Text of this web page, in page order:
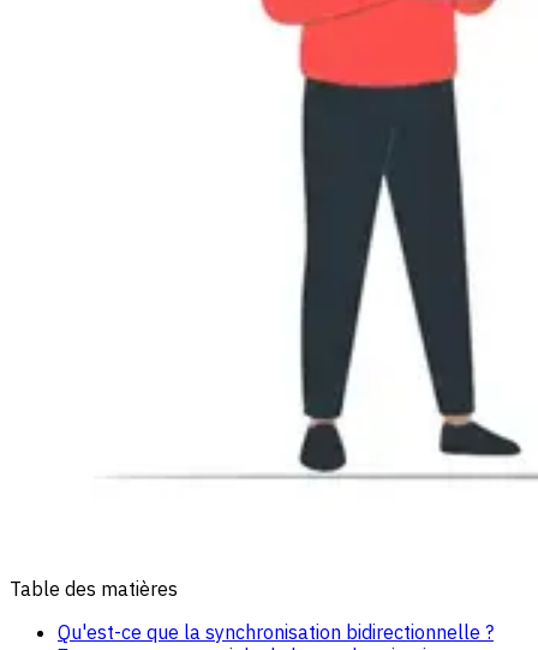
Table des matières
Qu'est-ce que la synchronisation bidirectionnelle ?